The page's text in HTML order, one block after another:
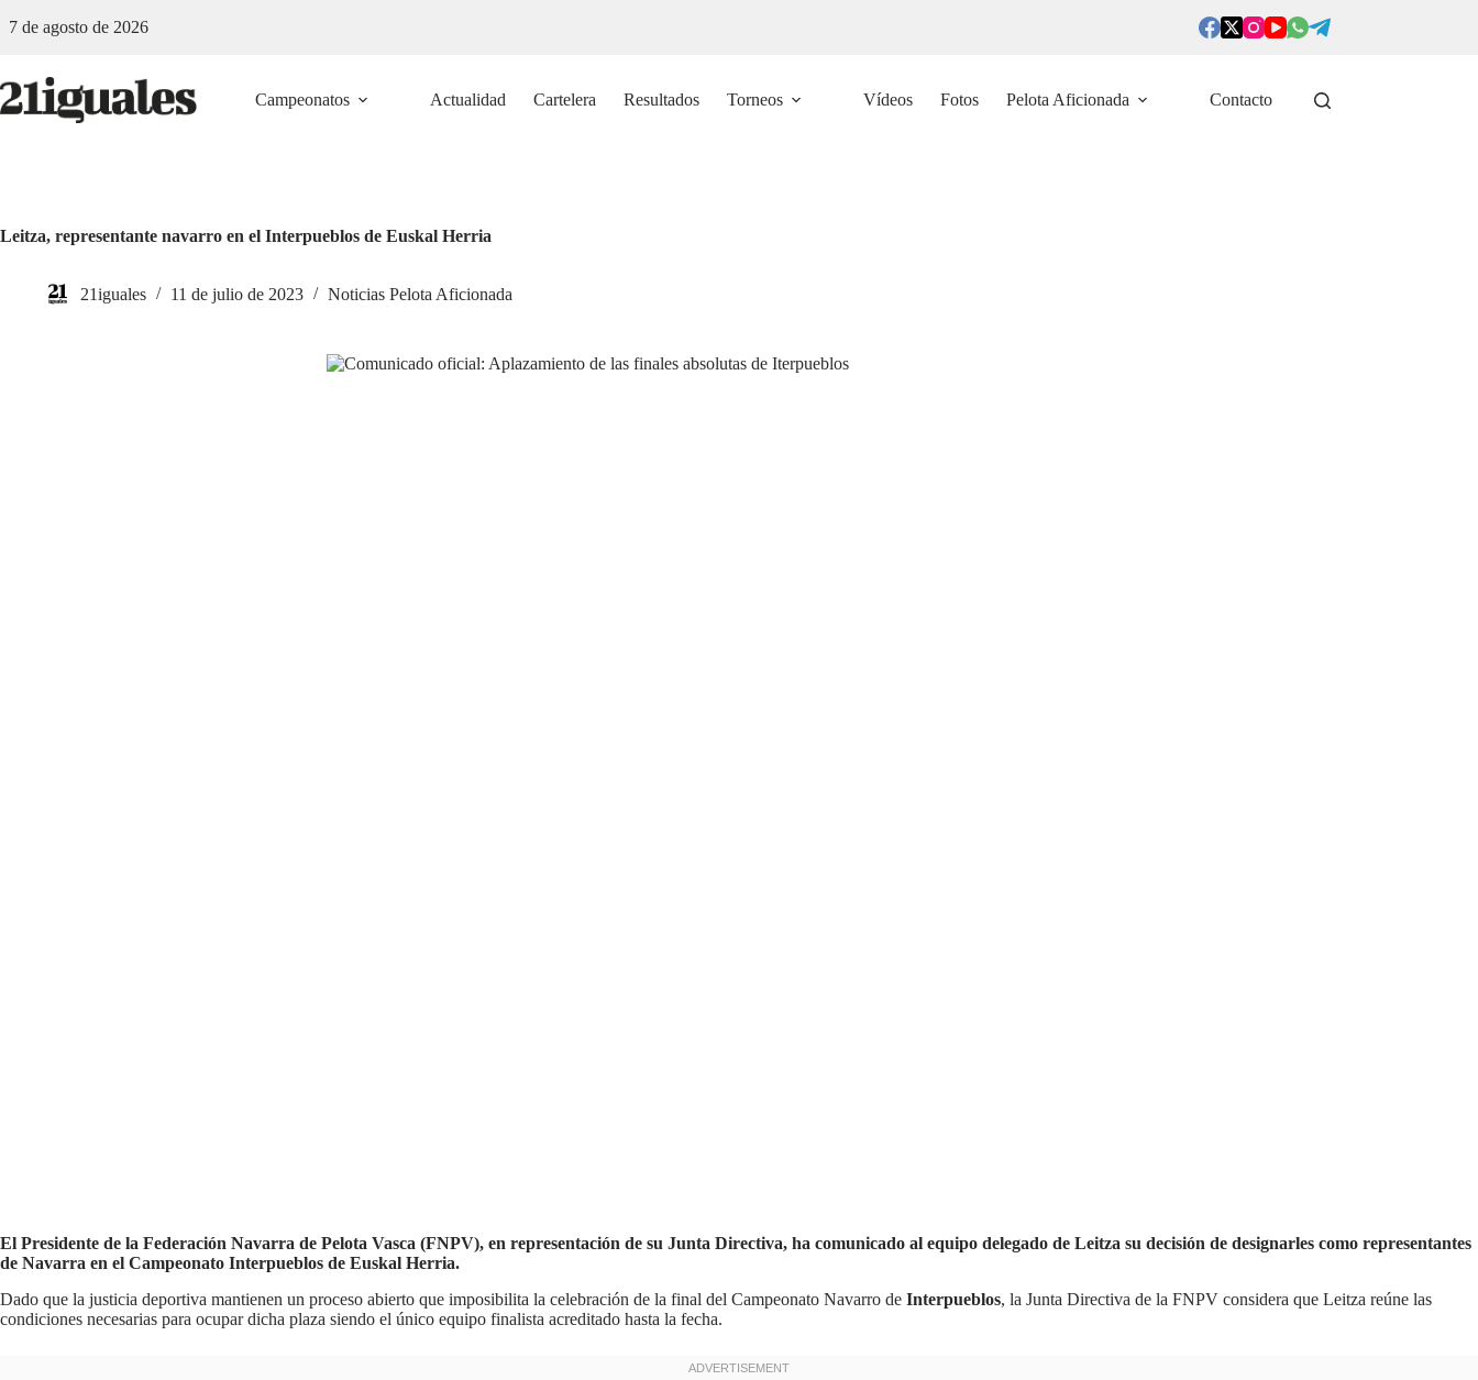
al7 de agosto de 2026
Campeonatos Actualidad Cartelera Resultados Torneos Vídeos Fotos Pelota Aficionada Contacto
Leitza, representante navarro en el Interpueblos de Euskal Herria
21iguales 11 de julio de 2023 Noticias Pelota Aficionada
El Presidente de la Federación Navarra de Pelota Vasca (FNPV), en representación de su Junta Directiva, ha comunicado al equipo delegado de Leitza su decisión de designarles como representantes
de Navarra en el Campeonato Interpueblos de Euskal Herria.
Dado que la justicia deportiva mantienen un proceso abierto que imposibilita la celebración de la final del Campeonato Navarro de Interpueblos, la Junta Directiva de la FNPV considera que Leitza reúne las
condiciones necesarias para ocupar dicha plaza siendo el único equipo finalista acreditado hasta la fecha.